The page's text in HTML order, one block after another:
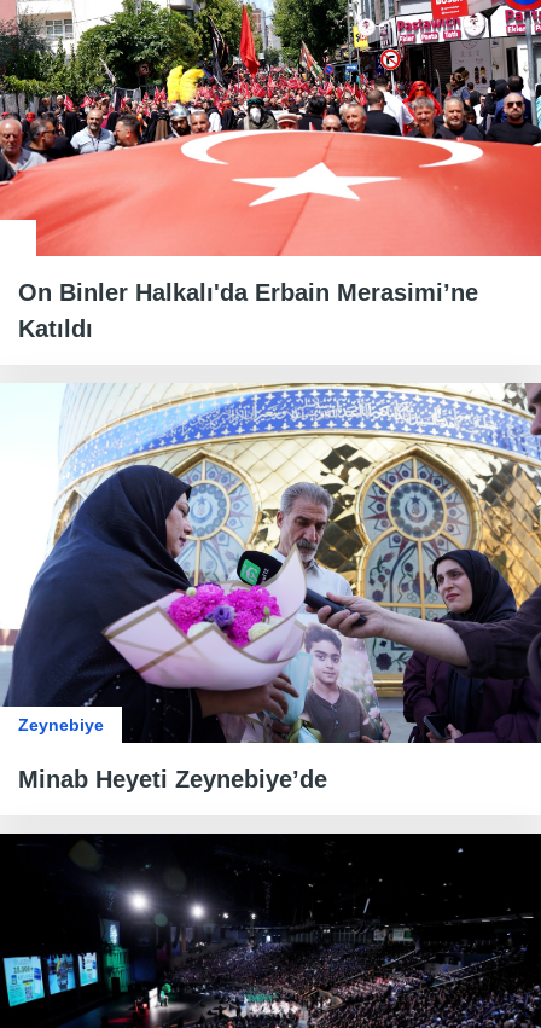
On Binler Halkalı'da Erbain Merasimi’ne
Katıldı
Zeynebiye
Minab Heyeti Zeynebiye’de